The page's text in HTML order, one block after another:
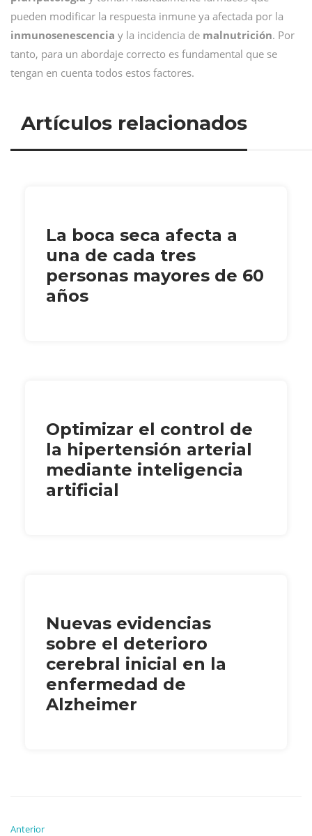
pueden modificar la respuesta inmune ya afectada por la
inmunosenescencia y la incidencia de malnutrición. Por
tanto, para un abordaje correcto es fundamental que se
tengan en cuenta todos estos factores.
Artículos relacionados
La boca seca afecta a
una de cada tres
personas mayores de 60
años
Optimizar el control de
la hipertensión arterial
mediante inteligencia
artificial
Nuevas evidencias
sobre el deterioro
cerebral inicial en la
enfermedad de
Alzheimer
Anterior